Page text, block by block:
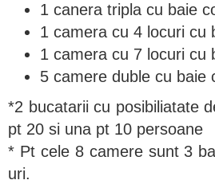
1 canera tripla cu baie
1 camera cu 4 locuri cu
1 camera cu 7 locuri cu
5 camere duble cu baie
*2 bucatarii cu posibiliatate
pt 20 si una pt 10 persoane
* Pt cele 8 camere sunt 3
uri.